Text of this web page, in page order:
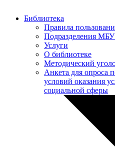
Библиотека
Правила
Подразделения
Услуги
О библиотеке
Методический
Анкета для опроса
условий оказания
социальной сферы